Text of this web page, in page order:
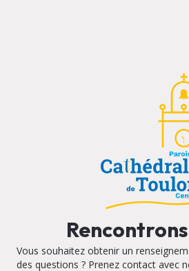
Vous souhaitez obtenir un
des questions ? Prenez contact avec